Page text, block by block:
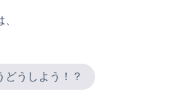
どうしよう！？